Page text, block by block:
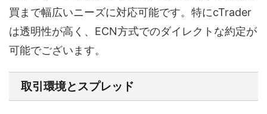
買まで幅広いニーズに対応可能です。特にcTrader
は透明性が高く、ECN方式でのダイレクトな約定が
可能でございます。
取引環境とスプレッド